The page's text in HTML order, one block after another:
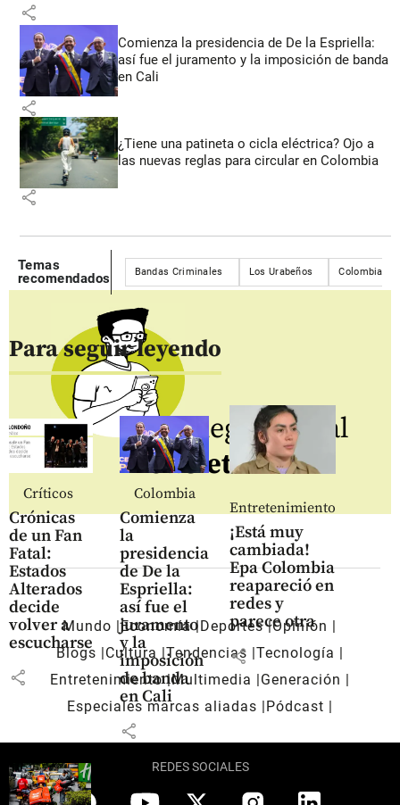
share
Comienza la presidencia de De la Espriella:
así fue el juramento y la imposición de banda
en Cali
share
¿Tiene una patineta o cicla eléctrica? Ojo a
las nuevas reglas para circular en Colombia
share
Temas
recomendados
Bandas Criminales Los Urabeños Colombia
Para seguir leyendo
Críticos
Crónicas
de un Fan
Fatal:
Estados
Alterados
decide
volver a
escucharse
share
Colombia
Comienza
la
presidencia
de De la
Espriella:
así fue el
juramento
y la
imposición
de banda
en Cali
share
Entretenimiento
¡Está muy
cambiada!
Epa Colombia
reapareció en
redes y
parece otra
share
Regístrate al
newsletter
Mundo Economía Deportes Opinión
Blogs
Cultura Tendencias Tecnología
Entretenimiento Multimedia
Generación
Especiales marcas aliadas
Pódcast
REDES SOCIALES